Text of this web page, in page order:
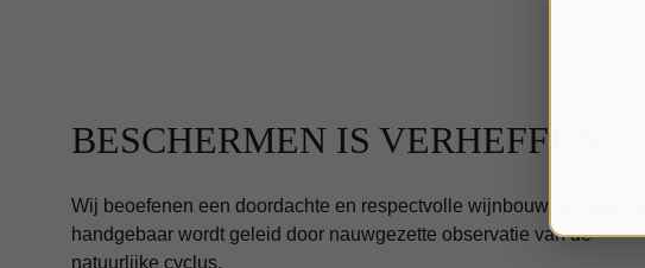
BESCHERMEN IS VERHEFFEN
Wij beoefenen een doordachte en respectvolle wijnbouw, waarbij elk
handgebaar wordt geleid door nauwgezette observatie van de
natuurlijke cyclus.